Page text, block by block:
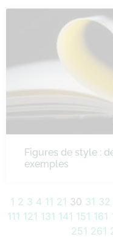
Figures de style :
exemples
1 2 3 4 11 21 30 31 32
111 121 131 141 151 161
251 261